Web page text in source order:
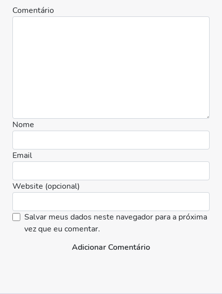
Comentário
Nome
Email
Website (opcional)
Salvar meus dados neste navegador para a próxima
vez que eu comentar.
Adicionar Comentário